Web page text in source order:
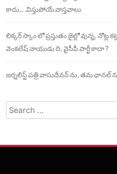
కాదు….విస్తుపోయే వాస్తవాలు
లిక్కర్ స్కాం లో ప్రస్తుతం జైల్లో వున్న,
వెంకటేష్ నాయుడు ది, వైసీపీ పార్టీ కాదా ?
జర్నలిస్ట్ పత్రి వాసుదేవన్ ను, తమ ఛానల్
Search
for: